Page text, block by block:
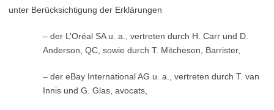
unter Berücksichtigung der Erklärungen
– der L’Oréal SA u. a., vertreten durch H. Carr und D.
Anderson, QC, sowie durch T. Mitcheson, Barrister,
– der eBay International AG u. a., vertreten durch T. van
Innis und G. Glas, avocats,